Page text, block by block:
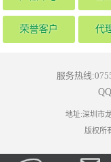
荣誉客户 代
服务热线
地址:深圳市
版权所